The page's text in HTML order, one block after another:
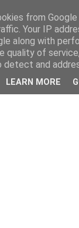
from
Your IP
along with
quality of
and
LEARN MORE